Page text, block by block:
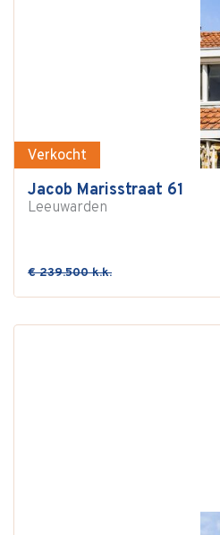
Verkocht
Jacob Marisstraat 61
Leeuwarden
€ 239.500 k.k.